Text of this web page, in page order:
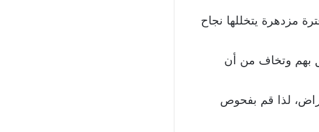
مزدهرة يتخللها نجاح
بهم وتخاف من أن
لذا قم بفحوص